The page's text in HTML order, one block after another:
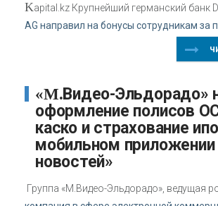
Kapital.kz Крупнейший германский банк
AG направил на бонусы сотрудникам за
«М.Видео-Эльдорадо» начало
оформление полисов
каско и страхование
мобильном приложении
новостей»
Группа «М.Видео-Эльдорадо», ведущая